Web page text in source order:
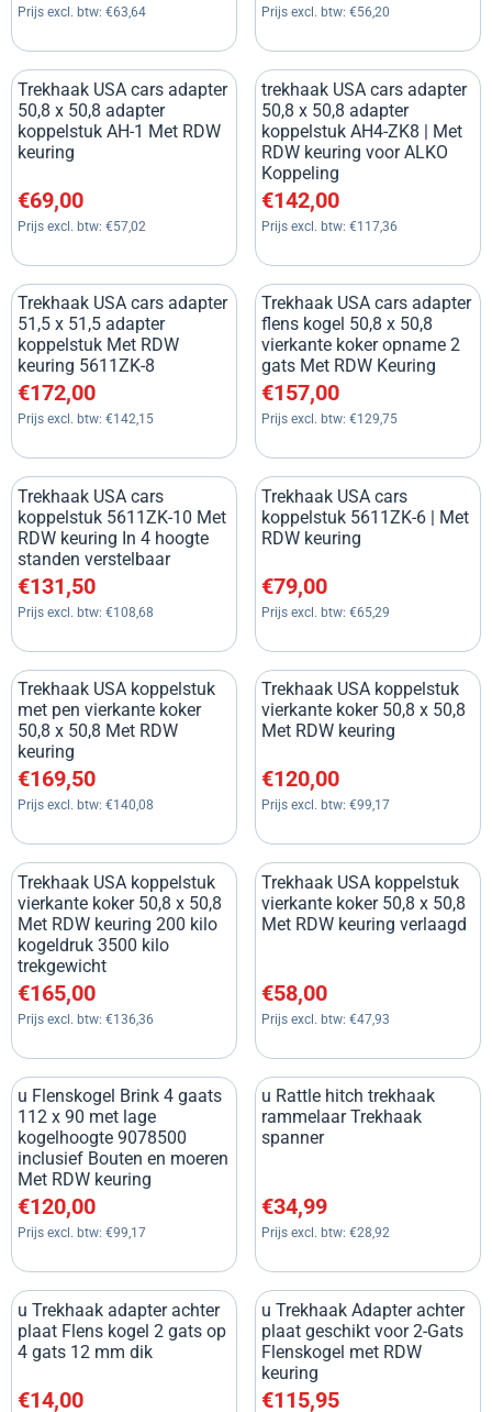
Prijs excl. btw: €63,64 Prijs excl. btw: €56,20
Trekhaak USA cars adapter
50,8 x 50,8 adapter
koppelstuk AH-1 Met RDW
keuring
Prijs: 69,00, exclusief btw: 57,02
€69,00
Prijs excl. btw: €57,02
trekhaak USA cars adapter
50,8 x 50,8 adapter
koppelstuk AH4-ZK8 | Met
RDW keuring voor ALKO
Koppeling
Prijs: 142,00, exclusief btw:
€142,00
Prijs excl. btw: €117,36
Trekhaak USA cars adapter
51,5 x 51,5 adapter
koppelstuk Met RDW
keuring 5611ZK-8
Prijs: 172,00, exclusief btw: 142,15
€172,00
Prijs excl. btw: €142,15
Trekhaak USA cars adapter
flens kogel 50,8 x 50,8
vierkante koker opname 2
gats Met RDW Keuring
Prijs: 157,00, exclusief btw:
€157,00
Prijs excl. btw: €129,75
Trekhaak USA cars
koppelstuk 5611ZK-10 Met
RDW keuring In 4 hoogte
standen verstelbaar
Prijs: 131,50, exclusief btw: 108,68
€131,50
Prijs excl. btw: €108,68
Trekhaak USA cars
koppelstuk 5611ZK-6 | Met
RDW keuring
Prijs: 79,00, exclusief btw:
€79,00
Prijs excl. btw: €65,29
Trekhaak USA koppelstuk
met pen vierkante koker
50,8 x 50,8 Met RDW
keuring
Prijs: 169,50, exclusief btw: 140,08
€169,50
Prijs excl. btw: €140,08
Trekhaak USA koppelstuk
vierkante koker 50,8 x 50,8
Met RDW keuring
Prijs: 120,00, exclusief btw:
€120,00
Prijs excl. btw: €99,17
Trekhaak USA koppelstuk
vierkante koker 50,8 x 50,8
Met RDW keuring 200 kilo
kogeldruk 3500 kilo
trekgewicht
Prijs: 165,00, exclusief btw: 136,36
€165,00
Prijs excl. btw: €136,36
Trekhaak USA koppelstuk
vierkante koker 50,8 x 50,8
Met RDW keuring verlaagd
Prijs: 58,00, exclusief btw:
€58,00
Prijs excl. btw: €47,93
u Flenskogel Brink 4 gaats
112 x 90 met lage
kogelhoogte 9078500
inclusief Bouten en moeren
Met RDW keuring
Prijs: 120,00, exclusief btw: 99,17
€120,00
Prijs excl. btw: €99,17
u Rattle hitch trekhaak
rammelaar Trekhaak
spanner
Prijs: 34,99, exclusief btw:
€34,99
Prijs excl. btw: €28,92
u Trekhaak adapter achter
plaat Flens kogel 2 gats op
4 gats 12 mm dik
Prijs: 14,00, exclusief btw: 11,57
€14,00
u Trekhaak Adapter achter
plaat geschikt voor 2-Gats
Flenskogel met RDW
keuring
Prijs: 115,95, exclusief btw:
€115,95